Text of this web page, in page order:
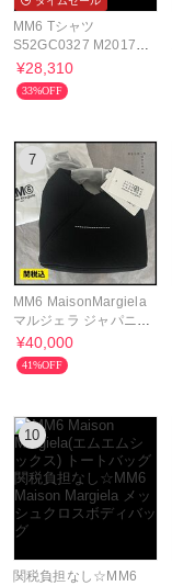
MM6 Tシャツ
S52GC0327 M20170
半袖 コットン
¥28,310
33%OFF
7
MM6 MaisonMargiela
マルジェラ ジャパニー
ズバッグ メッシュ
¥40,000
41%OFF
10
関税負担なし☆MM6